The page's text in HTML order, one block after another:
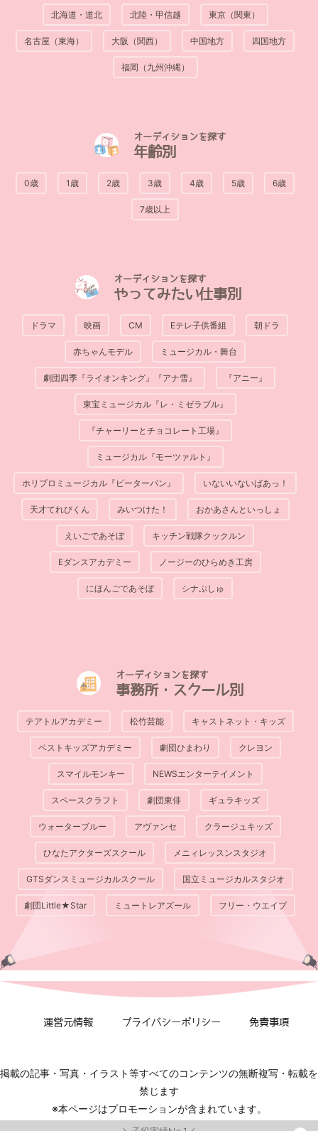
北海道・道北 北陸・甲信越 東京（関東）
名古屋（東海） 大阪（関西） 中国地方 四国地方
福岡（九州沖縄）
オーディションを探す
年齢別
0歳 1歳 2歳 3歳 4歳 5歳 6歳
7歳以上
オーディションを探す
やってみたい仕事別
ドラマ 映画 CM Eテレ子供番組 朝ドラ
赤ちゃんモデル ミュージカル・舞台
劇団四季『ライオンキング』『アナ雪』 『アニー』
東宝ミュージカル『レ・ミゼラブル』
『チャーリーとチョコレート工場』
ミュージカル『モーツァルト』
ホリプロミュージカル『ピーターパン』 いないいないばあっ！
天才てれびくん みいつけた！ おかあさんといっしょ
えいごであそぼ キッチン戦隊クックルン
Eダンスアカデミー ノージーのひらめき工房
にほんごであそぼ シナぷしゅ
オーディションを探す
事務所・スクール別
テアトルアカデミー 松竹芸能 キャストネット・キッズ
ベストキッズアカデミー 劇団ひまわり クレヨン
スマイルモンキー NEWSエンターテイメント
スペースクラフト 劇団東俳 ギュラキッズ
ウォーターブルー アヴァンセ クラージュキッズ
ひなたアクターズスクール メニィレッスンスタジオ
GTSダンスミュージカルスクール 国立ミュージカルスタジオ
劇団Little★Star ミュートレアズール フリー・ウエイブ
運営元情報 プライバシーポリシー 免責事項
掲載の記事・写真・イラスト等すべてのコンテンツの無断複写・転載を
禁じます
※本ページはプロモーションが含まれています。